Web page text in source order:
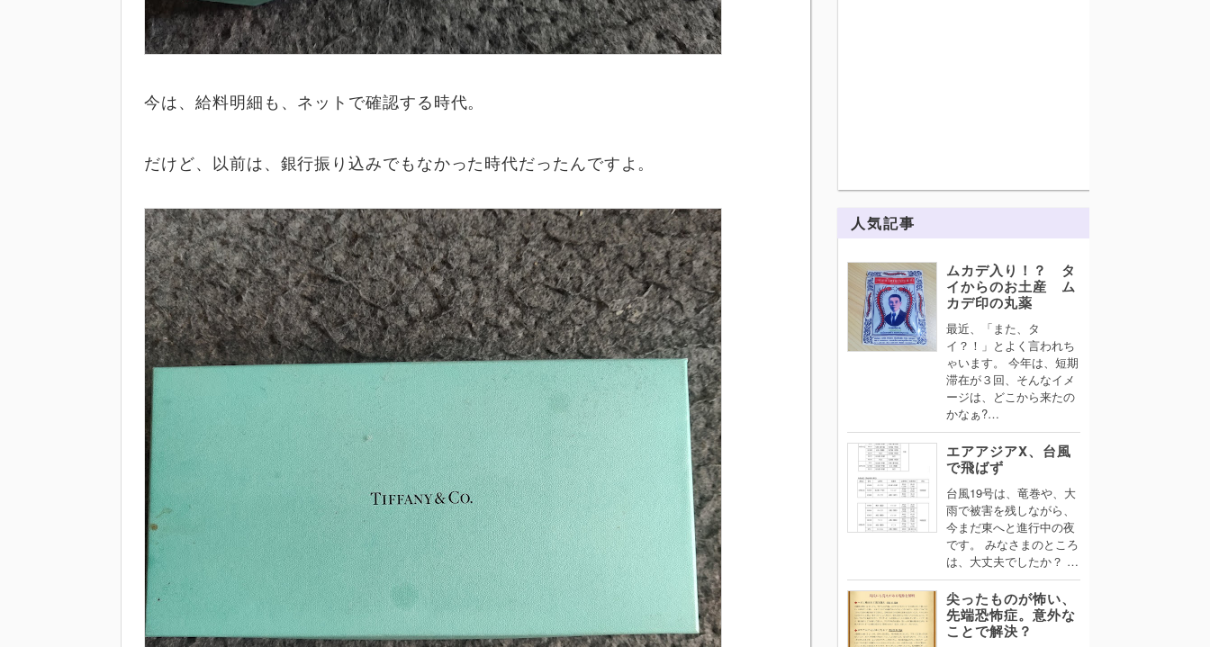
今は、給料明細も、ネットで確認する時代。
だけど、以前は、銀行振り込みでもなかった時代だったんですよ。
人気記事
ムカデ入り！？ タ
イからのお土産 ム
カデ印の丸薬
最近、「また、タ
イ？！」とよく言われち
ゃいます。 今年は、短期
滞在が３回、そんなイメ
ージは、どこから来たの
かなぁ?…
エアアジアX、台風
で飛ばず
台風19号は、竜巻や、大
雨で被害を残しながら、
今まだ東へと進行中の夜
です。 みなさまのところ
は、大丈夫でしたか？ …
尖ったものが怖い、
先端恐怖症。意外な
ことで解決？